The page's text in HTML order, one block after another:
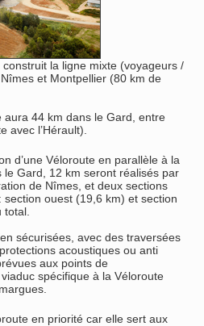
construit la ligne mixte (voyageurs /
et Montpellier (80 km de
44 km dans le Gard, entre
avec l’Hérault).
d’une Véloroute en parallèle à la
Gard, 12 km seront réalisés par
de Nîmes, et deux sections
section ouest (19,6 km) et section
sécurisées, avec des traversées
acoustiques ou anti
aux points de
spécifique à la Véloroute
en priorité car elle sert aux